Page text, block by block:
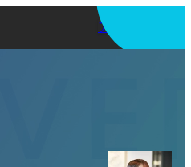
アプリを使う